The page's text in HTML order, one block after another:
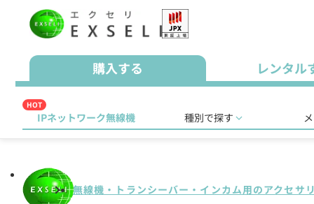
購入する レンタル
HOT
IPネットワーク無線機 種別で探す
無線機・トランシーバー・インカム用のアクセサ